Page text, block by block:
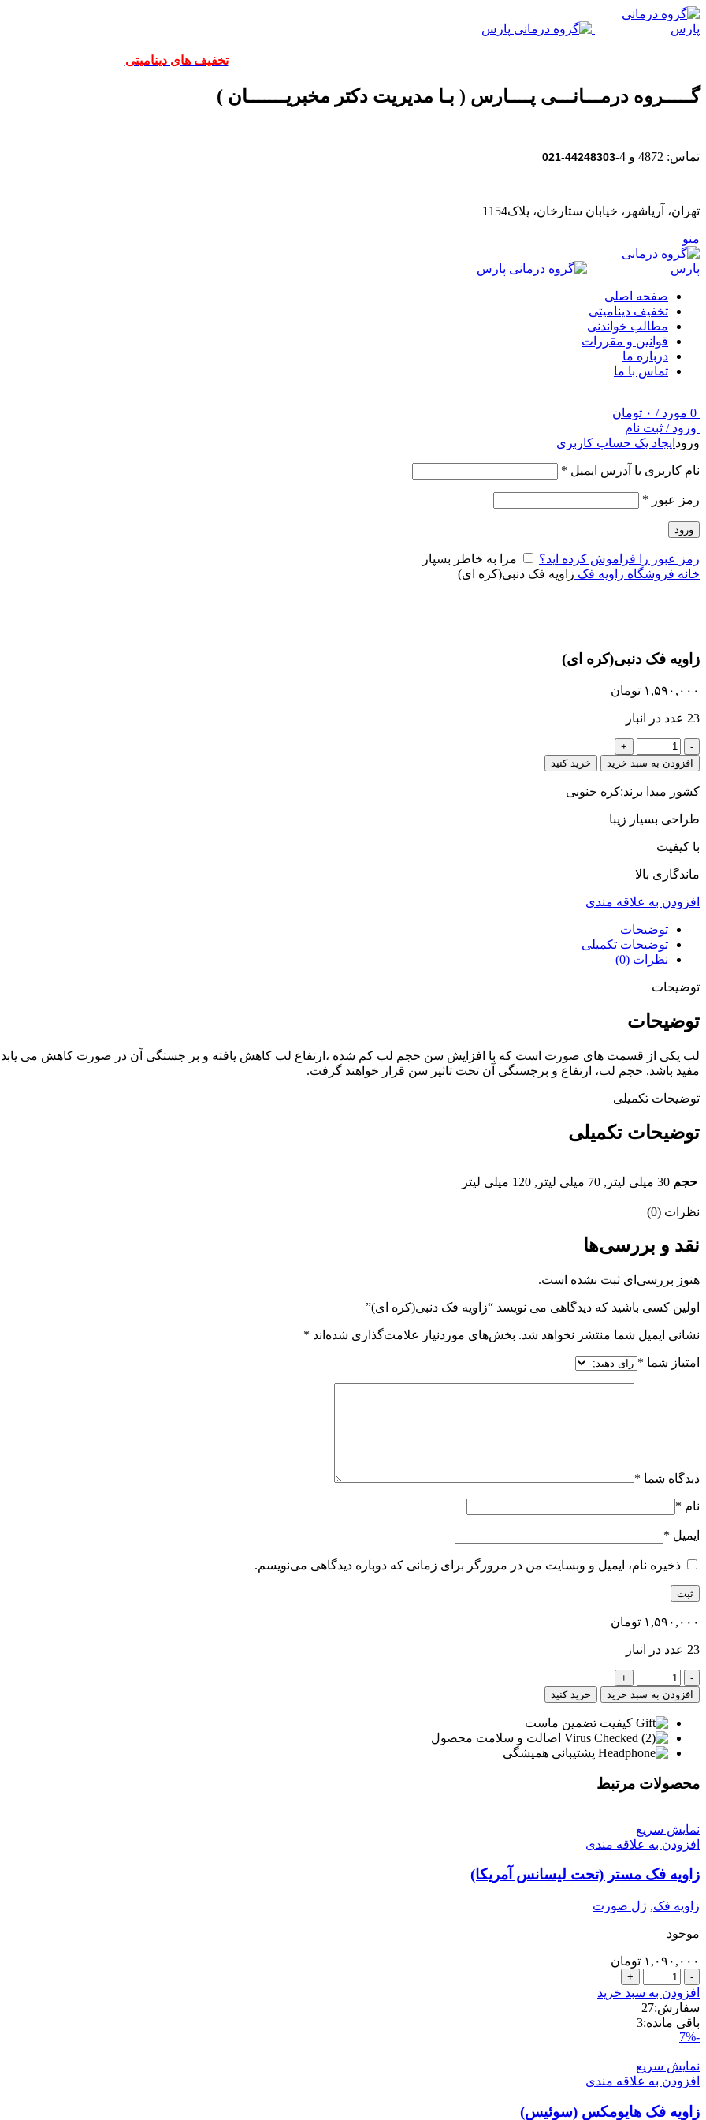
تخفیف های دینامیتی
گـــــروه درمـــانـــی پــــارس ( بـا مدیریت دکتر مخبریـــــــان )
تماس: 4872 و 4- 44248303-021
تهران، آریاشهر، خیابان ستارخان، پلاک1154
منو
صفحه اصلی
تخفیف دینامیتی
مطالب خواندنی
قوانین و مقررات
درباره ما
تماس با ما
0 مورد / ۰ تومان
ورود / ثبت نام
ورود ایجاد یک حساب کاربری
نام کاربری یا آدرس ایمیل *
رمز عبور *
ورود
رمز عبور را فراموش کرده اید؟
مرا به خاطر بسپار
خانه فروشگاه زاویه فک زاویه فک دنبی(کره ای)
زاویه فک دنبی(کره ای)
۱,۵۹۰,۰۰۰ تومان
23 عدد در انبار
زاویه
فک
دنبی(کره
ای)
افزودن به سبد خرید خرید کنید
کشور مبدا برند:کره جنوبی
طراحی بسیار زیبا
با کیفیت
ماندگاری بالا
افزودن به علاقه مندی
توضیحات
توضیحات تکمیلی
نظرات (0)
توضیحات
توضیحات
لب یکی از قسمت های صورت است که با افزایش سن حجم لب کم شده ،ارتفاع لب کاهش یافته و بر جستگی آن در صورت کاهش می یابد.
مفید باشد. حجم لب، ارتفاع و برجستگی آن تحت تاثیر سن قرار خواهند گرفت.
توضیحات تکمیلی
توضیحات تکمیلی
حجم 30 میلی لیتر, 70 میلی لیتر, 120 میلی لیتر
نظرات (0)
نقد و بررسی‌ها
هنوز بررسی‌ای ثبت نشده است.
اولین کسی باشید که دیدگاهی می نویسد “زاویه فک دنبی(کره ای)”
نشانی ایمیل شما منتشر نخواهد شد. بخش‌های موردنیاز علامت‌گذاری شده‌اند *
امتیاز شما *
دیدگاه شما *
نام *
ایمیل *
ذخیره نام، ایمیل و وبسایت من در مرورگر برای زمانی که دوباره دیدگاهی می‌نویسم.
۱,۵۹۰,۰۰۰ تومان
23 عدد در انبار
زاویه
فک
دنبی(کره
ای)
عدد
افزودن به سبد خرید خرید کنید
کیفیت تضمین ماست
اصالت و سلامت محصول
پشتیبانی همیشگی
محصولات مرتبط
نمایش سریع
افزودن به علاقه مندی
زاویه فک مستر (تحت لیسانس آمریکا)
زاویه فک, ژل صورت
موجود
۱,۰۹۰,۰۰۰ تومان
زاویه
فک
مستر
(تحت
لیسانس
عدد
افزودن به سبد خرید
سفارش:27
باقی مانده:3
-7%
نمایش سریع
افزودن به علاقه مندی
زاویه فک هایومکس (سوئیس)